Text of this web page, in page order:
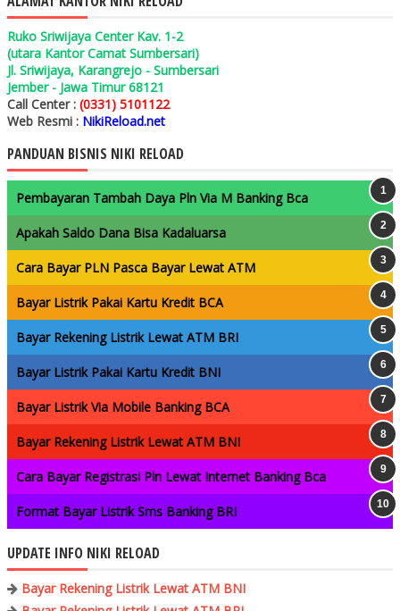
Ruko Sriwijaya Center Kav. 1-2
(utara Kantor Camat Sumbersari)
Jl. Sriwijaya, Karangrejo - Sumbersari
Jember - Jawa Timur 68121
Call Center : (0331) 5101122
Web Resmi : NikiReload.net
PANDUAN BISNIS NIKI RELOAD
Pembayaran Tambah Daya Pln Via M Banking Bca
Apakah Saldo Dana Bisa Kadaluarsa
Cara Bayar PLN Pasca Bayar Lewat ATM
Bayar Listrik Pakai Kartu Kredit BCA
Bayar Rekening Listrik Lewat ATM BRI
Bayar Listrik Pakai Kartu Kredit BNI
Bayar Listrik Via Mobile Banking BCA
Bayar Rekening Listrik Lewat ATM BNI
Cara Bayar Registrasi Pln Lewat Internet Banking Bca
Format Bayar Listrik Sms Banking BRI
UPDATE INFO NIKI RELOAD
Bayar Rekening Listrik Lewat ATM BNI